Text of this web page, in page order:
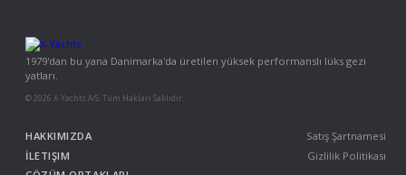
1979'dan bu yana Danimarka'da üretilen yüksek performanslı lüks gezi
yatları.
© 2026 X-Yachts A/S. Tüm Hakları Saklıdır.
HAKKIMIZDA
İLETIŞIM
Satış Şartnamesi
Gizlilik Politikası